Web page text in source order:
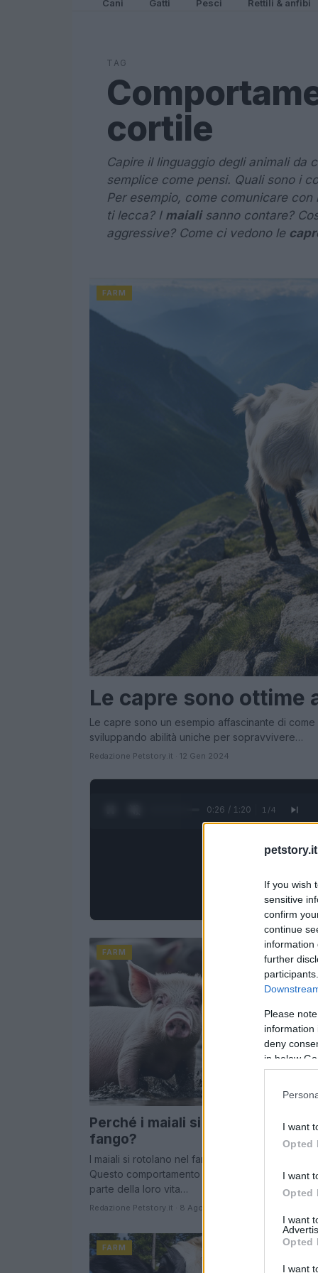
If you wish
sensitive
confirm
continue
information
further
Please
information
deny
in below
I want
Opted
I want
Opted
I want
Opted
I want
Cani Gatti Pesci Rettili & anfibi
TAG
cortile
Capire il linguaggio degli animali da
semplice come pensi. Quali sono i
Per esempio, come comunicare con
ti lecca? I maialisanno contare?
aggressive? Come ci vedono le
FARM
Le capre sono ottime
Le capre sono un esempio affascinante di
sviluppando abilità uniche per sopravvivere…
Redazione Petstory.it · 12 Gen 2024
0:28 / 1:20 1 /4
FARM
Perché i maiali si rotolano nel
fango?
I maiali si rotolano nel fango per diverse ragioni.
Questo comportamento è naturale per i maiali e
parte della loro vita…
Redazione Petstory.it · 8 Ago 2023
FARM